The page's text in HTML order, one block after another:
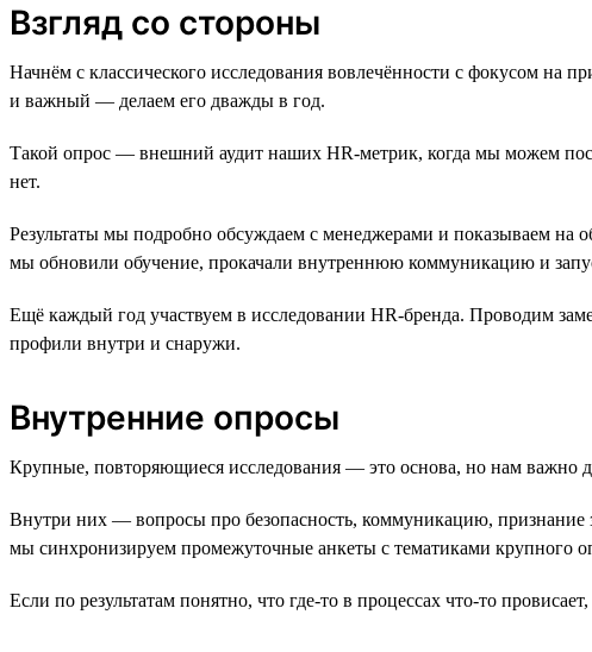
Взгляд со стороны
Начнём с классического исследования вовлечённости с фокусом на
и важный — делаем его дважды в год.
Такой опрос — внешний аудит наших HR-метрик, когда мы можем
нет.
Результаты мы подробно обсуждаем с менеджерами и показываем на
мы обновили обучение, прокачали внутреннюю коммуникацию и
Ещё каждый год участвуем в исследовании HR-бренда. Проводим
профили внутри и снаружи.
Внутренние опросы
Крупные, повторяющиеся исследования — это основа, но нам важно
Внутри них — вопросы про безопасность, коммуникацию, признание
мы синхронизируем промежуточные анкеты с тематиками крупного
Если по результатам понятно, что где-то в процессах что-то